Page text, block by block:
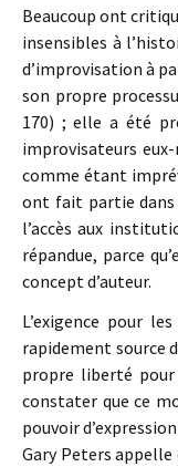
Beaucoup ont
insensibles à
d’improvisation à
son propre
170) ; elle a été
improvisateurs
comme étant
ont fait partie dans
l’accès aux
répandue, parce
concept d’auteur.
L’exigence pour
rapidement source
propre liberté
constater que ce
pouvoir
Gary Peters appelle